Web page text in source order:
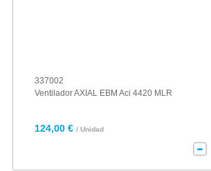
337002
Ventilador AXIAL EBM Aci 4420 MLR
124,00 € / Unidad